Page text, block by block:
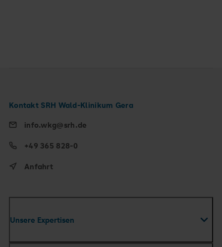
Unsere Expertisen
Kontakt SRH Wald-Klinikum Gera
info.wkg@srh.de
+49 365 828-0
Anfahrt